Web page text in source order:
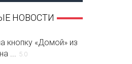
НОВОСТИ
кнопку «Домой» из
...
5.0